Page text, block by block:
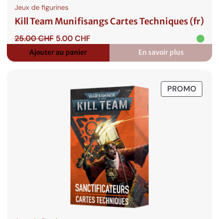
Jeux de figurines
Kill Team Munifisangs Cartes Techniques (fr)
25.00CHF Le
prix
initial
5.00CHFLe
actuel
Ajouter au panier En savoir plus
:
Kill
Munifisangs
Cartes
Techniques
PROMO
EN